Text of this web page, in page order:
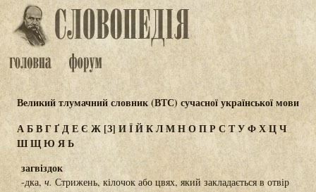
Великий тлумачний словник (ВТС) сучасної української мови
АБВГҐДЕЄ Ж[З] ИЇЙКЛМНОПР СТУФХЦЧ
ШЩЮЯЬ
загвіздок
-дка, ч. Стрижень, кілочок або цвях, який закладається в отвір